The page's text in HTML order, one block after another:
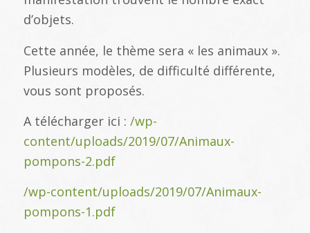
d’objets.
Cette année, le thème sera « les animaux ».
Plusieurs modèles, de difficulté différente,
vous sont proposés.
A télécharger ici : /wp-
content/uploads/2019/07/Animaux-
pompons-2.pdf
/wp-content/uploads/2019/07/Animaux-
pompons-1.pdf